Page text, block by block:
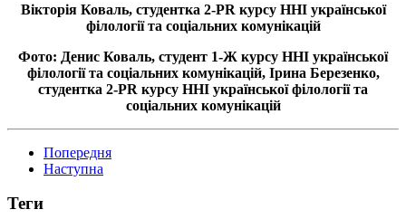
Вікторія Коваль, студентка 2-PR курсу ННІ української
філології та соціальних комунікацій
Фото: Денис Коваль, студент 1-Ж курсу ННІ української
філології та соціальних комунікацій, Ірина Березенко,
студентка 2-PR курсу ННІ української філології та
соціальних комунікацій
Попередня
Наступна
Теги